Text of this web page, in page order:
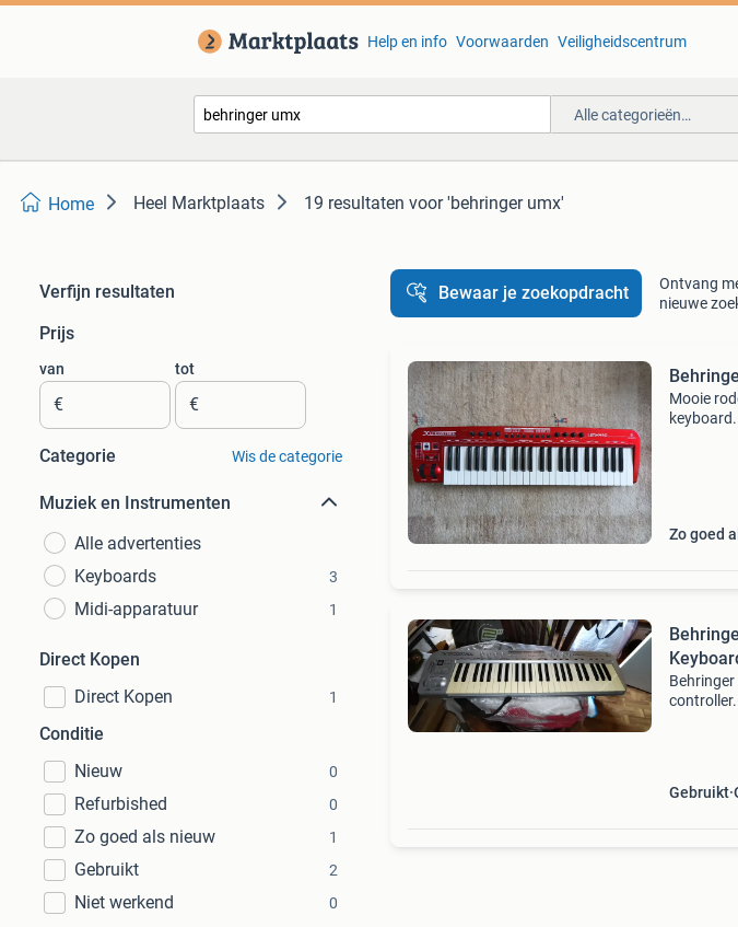
Help en info Voorwaarden Veiligheidscentrum
Alle categorieën…
Home Heel Marktplaats 19 resultaten voor 'behringer umx'
Verfijn resultaten
Prijs
van
€
tot
€
Categorie Wis de categorie
Muziek en Instrumenten
Alle advertenties
Keyboards
3
Midi-apparatuur 1
Direct Kopen
Direct Kopen
1
Conditie
Nieuw
0
Refurbished 0
Zo goed als nieuw 1
Gebruikt 2
Niet werkend 0
Bewaar je zoekopdracht
Ontvang
nieuwe
Mooie
Zo goed
Gebruikt